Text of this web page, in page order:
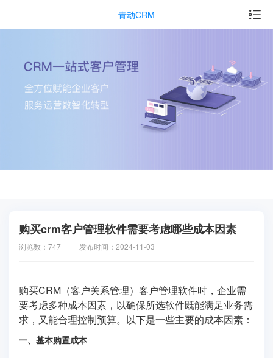
青动CRM
购买crm客户管理软件需要考虑哪些成本因素
浏览数：747 发布时间：2024-11-03
购买CRM（客户关系管理）客户管理软件时，企业需
要考虑多种成本因素，以确保所选软件既能满足业务需
求，又能合理控制预算。以下是一些主要的成本因素：
一、基本购置成本